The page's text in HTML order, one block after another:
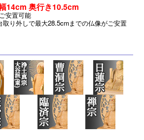
14cm 奥行き10.5cm
安置可能
取り外しで最大28.5cmまでの仏像がご安置